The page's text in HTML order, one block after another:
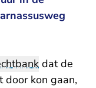
dat de
kon gaan,